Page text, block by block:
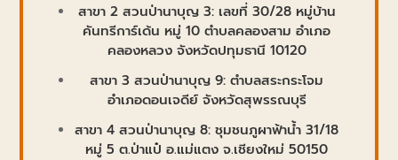
สาขา2 สวนป่านาบุญ3:เลขที่ 30/28 หมู่บ้าน
คันทรีการ์เด้น หมู่ 10 ตำบลคลองสาม อำเภอ
คลองหลวง จังหวัดปทุมธานี 10120
สาขา 3 สวนป่านาบุญ 9: ตำบลสระกระโจม
อำเภอดอนเจดีย์ จังหวัดสุพรรณบุรี
สาขา 4 สวนป่านาบุญ 8: ชุมชนภูผาฟ้าน้ำ 31/18
หมู่ 5 ต.ป่าแป๋ อ.แม่แตง จ.เชียงใหม่ 50150